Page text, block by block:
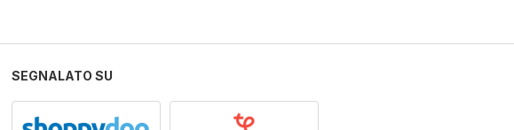
SEGNALATO SU